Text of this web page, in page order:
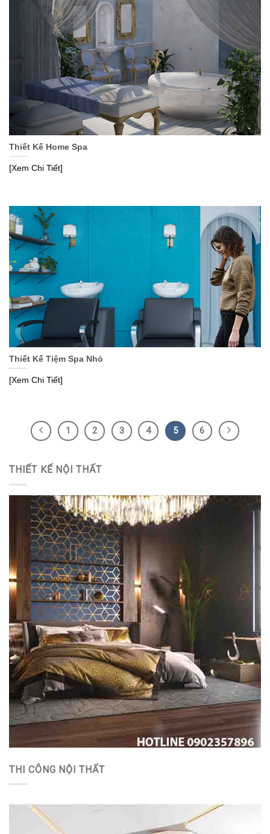
Thiết Kế Home Spa
[Xem Chi Tiết]
Thiết Kế Tiệm Spa Nhỏ
[Xem Chi Tiết]
1 2 3 4 5 6
THIẾT KẾ NỘI THẤT
THI CÔNG NỘI THẤT